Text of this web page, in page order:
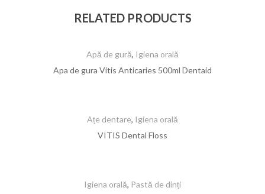
RELATED PRODUCTS
Apă de gură, Igiena orală
Apa de gura Vitis Anticaries 500ml Dentaid
Ațe dentare, Igiena orală
VITIS Dental Floss
Igiena orală, Pastă de dinți